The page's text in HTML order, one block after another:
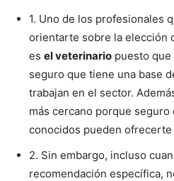
1. Uno de los profesionales
orientarte sobre la elección
es el veterinario puesto
seguro que tiene una base
trabajan en el sector.
más cercano porque seguro
conocidos pueden
2. Sin embargo, incluso
recomendación específica,